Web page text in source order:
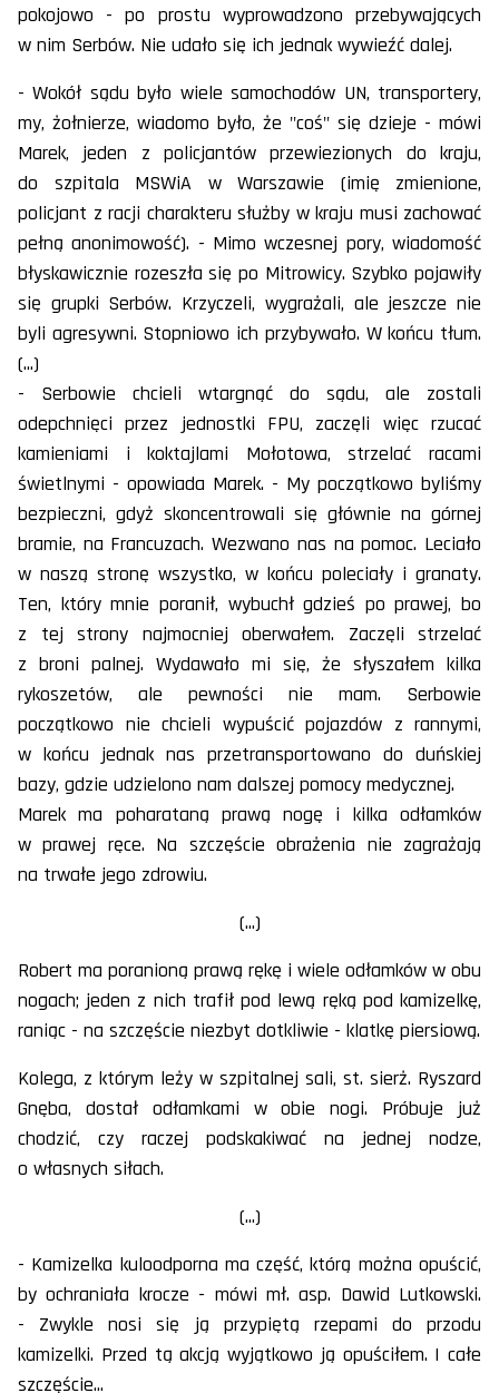
pokojowo - po prostu wyprowadzono przebywających
w nim Serbów. Nie udało się ich jednak wywieźć dalej.
- Wokół sądu było wiele samochodów UN, transportery,
my, żołnierze, wiadomo było, że "coś" się dzieje - mówi
Marek, jeden z policjantów przewiezionych do kraju,
do szpitala MSWiA w Warszawie (imię zmienione,
policjant z racji charakteru służby w kraju musi zachować
pełną anonimowość). - Mimo wczesnej pory, wiadomość
błyskawicznie rozeszła się po Mitrowicy. Szybko pojawiły
się grupki Serbów. Krzyczeli, wygrażali, ale jeszcze nie
byli agresywni. Stopniowo ich przybywało. W końcu tłum.
(...)
- Serbowie chcieli wtargnąć do sądu, ale zostali
odepchnięci przez jednostki FPU, zaczęli więc rzucać
kamieniami i koktajlami Mołotowa, strzelać racami
świetlnymi - opowiada Marek. - My początkowo byliśmy
bezpieczni, gdyż skoncentrowali się głównie na górnej
bramie, na Francuzach. Wezwano nas na pomoc. Leciało
w naszą stronę wszystko, w końcu poleciały i granaty.
Ten, który mnie poranił, wybuchł gdzieś po prawej, bo
z tej strony najmocniej oberwałem. Zaczęli strzelać
z broni palnej. Wydawało mi się, że słyszałem kilka
rykoszetów, ale pewności nie mam. Serbowie
początkowo nie chcieli wypuścić pojazdów z rannymi,
w końcu jednak nas przetransportowano do duńskiej
bazy, gdzie udzielono nam dalszej pomocy medycznej.
Marek ma poharataną prawą nogę i kilka odłamków
w prawej ręce. Na szczęście obrażenia nie zagrażają
na trwałe jego zdrowiu.
(...)
Robert ma poranioną prawą rękę i wiele odłamków w obu
nogach; jeden z nich trafił pod lewą ręką pod kamizelkę,
raniąc - na szczęście niezbyt dotkliwie - klatkę piersiową.
Kolega, z którym leży w szpitalnej sali, st. sierż. Ryszard
Gnęba, dostał odłamkami w obie nogi. Próbuje już
chodzić, czy raczej podskakiwać na jednej nodze,
o własnych siłach.
(...)
- Kamizelka kuloodporna ma część, którą można opuścić,
by ochraniała krocze - mówi mł. asp. Dawid Lutkowski.
- Zwykle nosi się ją przypiętą rzepami do przodu
kamizelki. Przed tą akcją wyjątkowo ją opuściłem. I całe
szczęście...